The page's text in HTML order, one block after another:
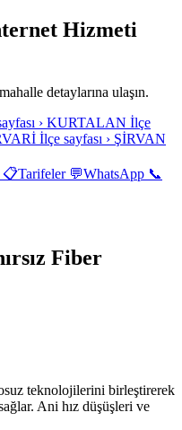
Hizmeti
detaylarına ulaşın.
› KURTALAN İlçe
İlçe sayfası › ŞİRVAN
📋Tarifeler 💬WhatsApp 📞
Fiber
teknolojilerini birleştirerek
Ani hız düşüşleri ve